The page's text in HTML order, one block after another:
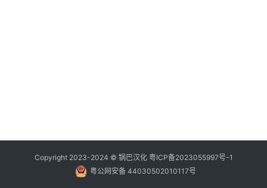
Copyright 2023-2024 © 锅巴汉化 粤ICP备2023055997号-1
粤公网安备 44030502010117号